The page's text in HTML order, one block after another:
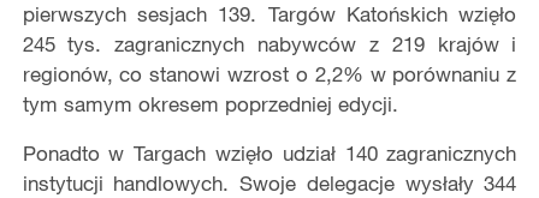
pierwszych sesjach 139. Targów Katońskich wzięło
245 tys. zagranicznych nabywców z 219 krajów i
regionów, co stanowi wzrost o 2,2% w porównaniu z
tym samym okresem poprzedniej edycji.
Ponadto w Targach wzięło udział 140 zagranicznych
instytucji handlowych. Swoje delegacje wysłały 344